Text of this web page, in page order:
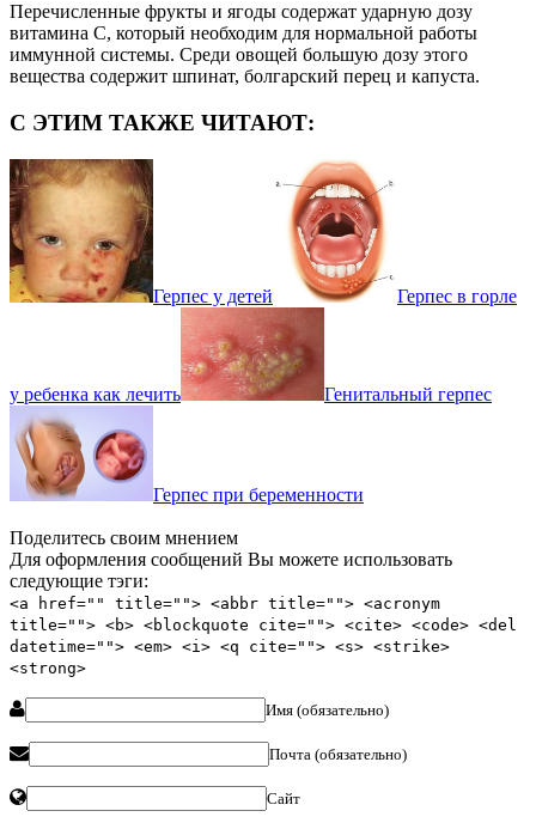
Перечисленные фрукты и ягоды содержат ударную дозу
витамина С, который необходим для нормальной работы
иммунной системы. Среди овощей большую дозу этого
вещества содержит шпинат, болгарский перец и капуста.
С ЭТИМ ТАКЖЕ ЧИТАЮТ:
Герпес у детей Герпес в горле
у ребенка как лечить Генитальный герпес
Герпес при беременности
Поделитесь своим мнением
Для оформления сообщений Вы можете использовать
следующие тэги:
<a href="" title=""> <abbr title=""> <acronym
title=""> <b> <blockquote cite=""> <cite> <code> <del
datetime=""> <em> <i> <q cite=""> <s> <strike>
<strong>
Имя (обязательно)
Почта (обязательно)
Сайт